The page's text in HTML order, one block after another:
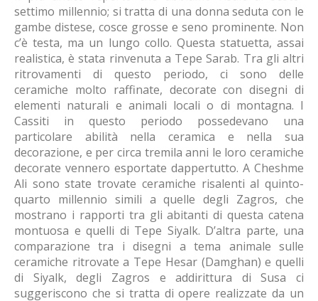
settimo millennio; si tratta di una donna seduta con le
gambe distese, cosce grosse e seno prominente. Non
c’è testa, ma un lungo collo. Questa statuetta, assai
realistica, è stata rinvenuta a Tepe Sarab. Tra gli altri
ritrovamenti di questo periodo, ci sono delle
ceramiche molto raffinate, decorate con disegni di
elementi naturali e animali locali o di montagna. I
Cassiti in questo periodo possedevano una
particolare abilità nella ceramica e nella sua
decorazione, e per circa tremila anni le loro ceramiche
decorate vennero esportate dappertutto. A Cheshme
Ali sono state trovate ceramiche risalenti al quinto-
quarto millennio simili a quelle degli Zagros, che
mostrano i rapporti tra gli abitanti di questa catena
montuosa e quelli di Tepe Siyalk. D’altra parte, una
comparazione tra i disegni a tema animale sulle
ceramiche ritrovate a Tepe Hesar (Damghan) e quelli
di Siyalk, degli Zagros e addirittura di Susa ci
suggeriscono che si tratta di opere realizzate da un